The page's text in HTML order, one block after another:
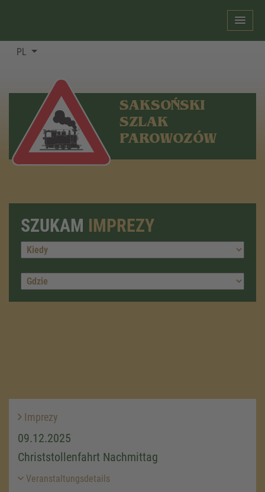
PL
SAKSOŃSKI
SZLAK
PAROWOZÓW
SZUKAM IMPREZY
Imprezy
09.12.2025
Christstollenfahrt Nachmittag
Veranstaltungsdetails